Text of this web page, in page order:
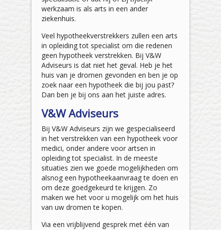
werkzaam is als arts in een ander
ziekenhuis.
Veel hypotheekverstrekkers zullen een arts
in opleiding tot specialist om die redenen
geen hypotheek verstrekken. Bij V&W
Adviseurs is dat niet het geval. Heb je het
huis van je dromen gevonden en ben je op
zoek naar een hypotheek die bij jou past?
Dan ben je bij ons aan het juiste adres.
V&W Adviseurs
Bij V&W Adviseurs zijn we gespecialiseerd
in het verstrekken van een hypotheek voor
medici, onder andere voor artsen in
opleiding tot specialist. In de meeste
situaties zien we goede mogelijkheden om
alsnog een hypotheekaanvraag te doen en
om deze goedgekeurd te krijgen. Zo
maken we het voor u mogelijk om het huis
van uw dromen te kopen.
Via een vrijblijvend gesprek met één van